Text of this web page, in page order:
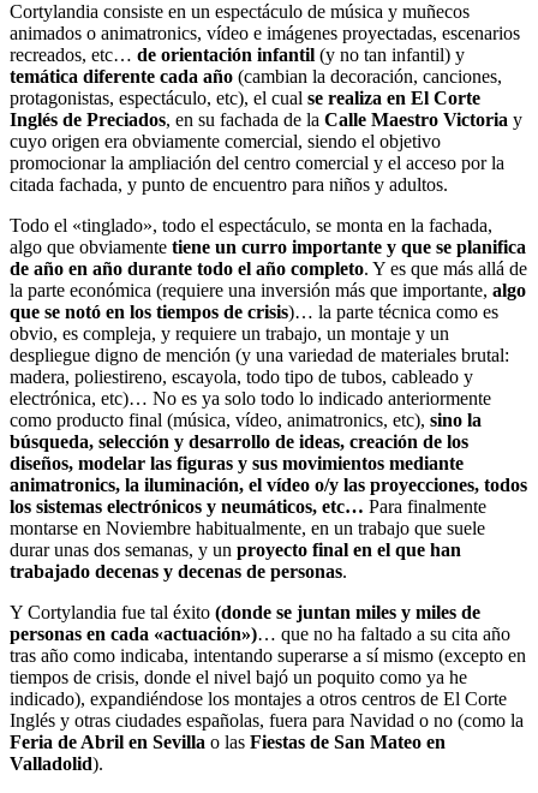
Cortylandia consiste en un espectáculo de música y muñecos
animados o animatronics, vídeo e imágenes proyectadas, escenarios
recreados, etc… de orientación infantil (y no tan infantil) y
temática diferente cada año (cambian la decoración, canciones,
protagonistas, espectáculo, etc), el cual se realiza en El Corte
Inglés de Preciados, en su fachada de la Calle Maestro Victoria y
cuyo origen era obviamente comercial, siendo el objetivo
promocionar la ampliación del centro comercial y el acceso por la
citada fachada, y punto de encuentro para niños y adultos.
Todo el «tinglado», todo el espectáculo, se monta en la fachada,
algo que obviamente tiene un curro importante y que se planifica
de año en año durante todo el año completo. Y es que más allá de
la parte económica (requiere una inversión más que importante, algo
que se notó en los tiempos de crisis)… la parte técnica como es
obvio, es compleja, y requiere un trabajo, un montaje y un
despliegue digno de mención (y una variedad de materiales brutal:
madera, poliestireno, escayola, todo tipo de tubos, cableado y
electrónica, etc)… No es ya solo todo lo indicado anteriormente
como producto final (música, vídeo, animatronics, etc), sino la
búsqueda, selección y desarrollo de ideas, creación de los
diseños, modelar las figuras y sus movimientos mediante
animatronics, la iluminación, el vídeo o/y las proyecciones, todos
los sistemas electrónicos y neumáticos, etc… Para finalmente
montarse en Noviembre habitualmente, en un trabajo que suele
durar unas dos semanas, y un proyecto final en el que han
trabajado decenas y decenas de personas.
Y Cortylandia fue tal éxito (donde se juntan miles y miles de
personas en cada «actuación»)… que no ha faltado a su cita año
tras año como indicaba, intentando superarse a sí mismo (excepto en
tiempos de crisis, donde el nivel bajó un poquito como ya he
indicado), expandiéndose los montajes a otros centros de El Corte
Inglés y otras ciudades españolas, fuera para Navidad o no (como la
Feria de Abril en Sevilla o las Fiestas de San Mateo en
Valladolid).